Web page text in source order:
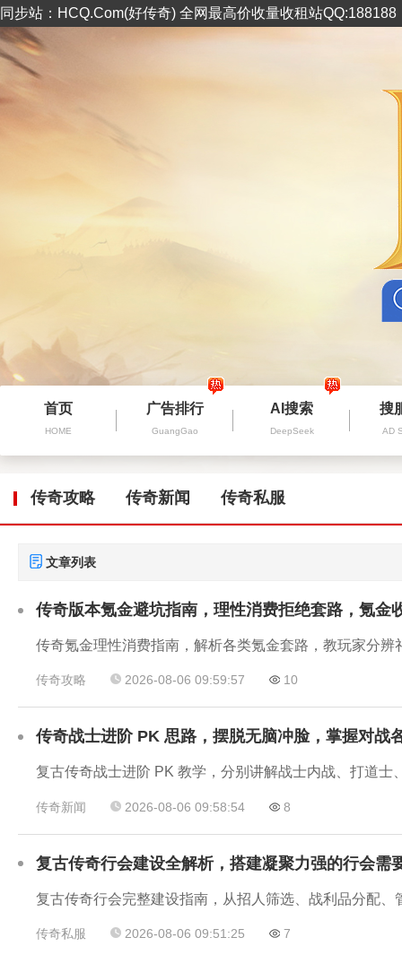
同步站：HCQ.Com(好传奇) 全网最高价收量收租站
首页
HOME
广告排行
GuangGao
AI搜索
DeepSeek
搜
AD
传奇攻略 传奇新闻 传奇私服
文章列表
传奇版本氪金避坑指南，理性消费拒绝套路，氪金
传奇氪金理性消费指南，解析各类氪金套路，教玩家分
传奇攻略 2026-08-06 09:59:57 10
传奇战士进阶 PK 思路，摆脱无脑冲脸，掌握对战
复古传奇战士进阶 PK 教学，分别讲解战士内战、打道
传奇新闻 2026-08-06 09:58:54 8
复古传奇行会建设全解析，搭建凝聚力强的行会需
复古传奇行会完整建设指南，从招人筛选、战利品分配
传奇私服 2026-08-06 09:51:25 7